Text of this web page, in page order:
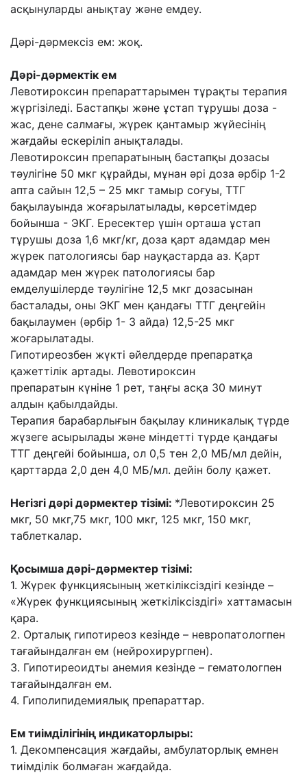
асқынуларды анықтау жəне емдеу.
Дəрі-дəрмексіз ем: жоқ.
Дəрі-дəрмектік ем
Левотироксин препараттарымен тұрақты терапия
жүргізіледі. Бастапқы жəне ұстап тұрушы доза -
жас, дене салмағы, жүрек қантамыр жүйесінің
жағдайы ескеріліп анықталады.
Левотироксин препаратының бастапқы дозасы
тəулігіне 50 мкг құрайды, мұнан əрі доза əрбір 1-2
апта сайын 12,5 – 25 мкг тамыр соғуы, ТТГ
бақылауында жоғарылатылады, көрсетімдер
бойынша - ЭКГ. Ересектер үшін орташа ұстап
тұрушы доза 1,6 мкг/кг, доза қарт адамдар мен
жүрек патологиясы бар науқастарда аз. Қарт
адамдар мен жүрек патологиясы бар
емделушілерде тəулігіне 12,5 мкг дозасынан
басталады, оны ЭКГ мен қандағы ТТГ деңгейін
бақылаумен (əрбір 1- 3 айда) 12,5-25 мкг
жоғарылатады.
Гипотиреозбен жүкті əйелдерде препаратқа
қажеттілік артады. Левотироксин
препаратын күніне 1 рет, таңғы асқа 30 минут
алдын қабылдайды.
Терапия барабарлығын бақылау клиникалық түрде
жүзеге асырылады жəне міндетті түрде қандағы
ТТГ деңгейі бойынша, ол 0,5 тен 2,0 МБ/мл дейін,
қарттарда 2,0 ден 4,0 МБ/мл. дейін болу қажет.
Негізгі дəрі дəрмектер тізімі: *Левотироксин 25
мкг, 50 мкг,75 мкг, 100 мкг, 125 мкг, 150 мкг,
таблеткалар.
Қосымша дəрі-дəрмектер тізімі:
1. Жүрек функциясының жеткіліксіздігі кезінде –
«Жүрек функциясының жеткіліксіздігі» хаттамасын
қара.
2. Орталық гипотиреоз кезінде – невропатологпен
тағайындалған ем (нейрохирургпен).
3. Гипотиреоидты анемия кезінде – гематологпен
тағайындалған ем.
4. Гиполипидемиялық препараттар.
Ем тиімділігінің индикаторлыры:
1. Декомпенсация жағдайы, амбулаторлық емнен
тиімділік болмаған жағдайда.